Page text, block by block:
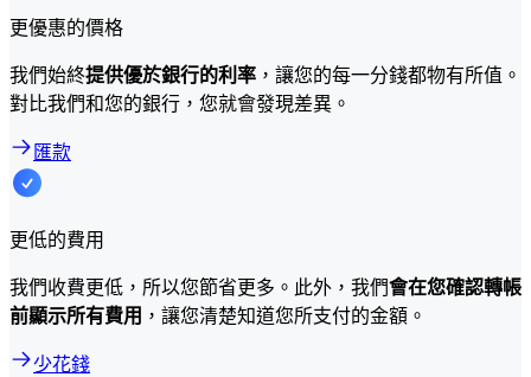
更優惠的價格
我們始終提供優於銀行的利率 ，讓您的每一分錢都物有所值。
對比我們和您的銀行，您就會發現差異。
匯款
更低的費用
我們收費更低，所以您節省更多。此外，我們會在您確認轉帳
前顯示所有費用 ，讓您清楚知道您所支付的金額。
少花錢